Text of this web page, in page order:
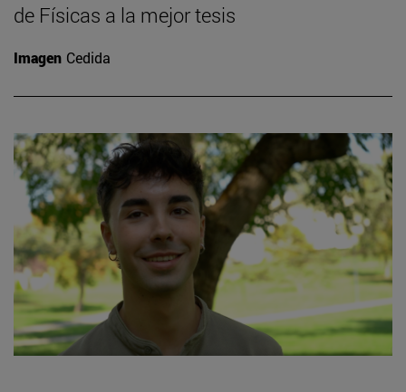
de Físicas a la mejor tesis
Imagen Cedida